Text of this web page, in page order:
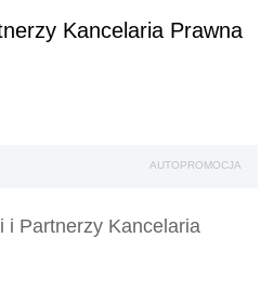
Kancelaria Prawna
AUTOPROMOCJA
i Partnerzy Kancelaria